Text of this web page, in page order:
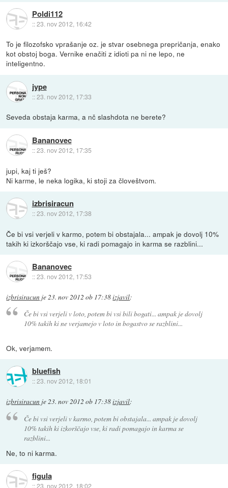
Poldi112
::23. nov 2012, 16:42
To je filozofsko vprašanje oz. je stvar osebnega prepričanja, enako
kot obstoj boga. Vernike enačiti z idioti pa ni ne lepo, ne
inteligentno.
jype
::23. nov 2012, 17:33
Seveda obstaja karma, a nč slashdota ne berete?
Bananovec
::23. nov 2012, 17:35
jupi, kaj ti ješ?
Ni karme, le neka logika, ki stoji za človeštvom.
izbrisiracun
::23. nov 2012, 17:38
Če bi vsi verjeli v karmo, potem bi obstajala... ampak je dovolj 10%
takih ki izkorščajo vse, ki radi pomagajo in karma se razblini...
Bananovec
::23. nov 2012, 17:53
izbrisiracun je 23. nov 2012 ob 17:38izjavil:
Če bi vsi verjeli v loto, potem bi vsi bili bogati... ampak je dovolj
10% takih ki ne verjamejo v loto in bogastvo se razblini...
Ok, verjamem.
bluefish
::23. nov 2012, 18:01
izbrisiracun je23. nov 2012 ob 17:38izjavil:
Če bi vsi verjeli v karmo, potem bi obstajala... ampak je dovolj
10% takih ki izkorščajo vse, ki radi pomagajo in karma se
razblini...
Ne, to ni karma.
figula
::23. nov 2012, 18:02